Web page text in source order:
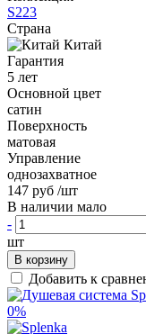
S223
Страна
Китай
Гарантия
5 лет
Основной цвет
сатин
Поверхность
матовая
Управление
однозахватное
147 руб /шт
В наличии мало
-
шт
В корзину
Добавить к
0%